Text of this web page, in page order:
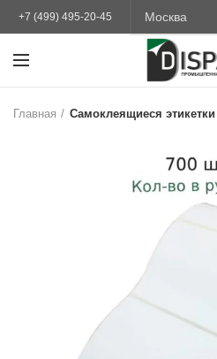
+7 (499) 495-20-45
Главная Самоклеящиеся этикетки